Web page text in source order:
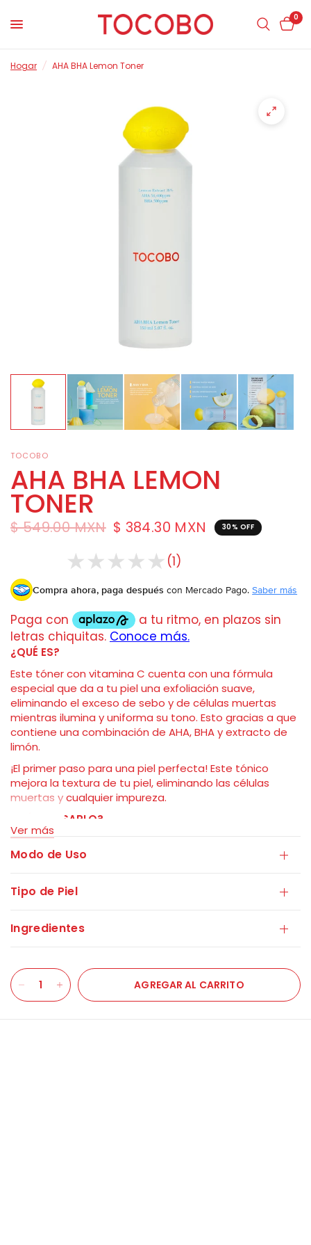
0
Hogar / AHA BHA Lemon Toner
TOCOBO
AHA BHA LEMON
TONER
$ 549.00 MXN $ 384.30 MXN 30% OFF
(1)
Compra ahora, paga después con Mercado Pago.Saber más
¿QUÉ ES?
Este tóner con vitamina C cuenta con una fórmula
especial que da a tu piel una exfoliación suave,
eliminando el exceso de sebo y de células muertas
mientras ilumina y uniforma su tono. Esto gracias a que
contiene una combinación de AHA, BHA y extracto de
limón.
¡El primer paso para una piel perfecta! Este tónico
mejora la textura de tu piel, eliminando las células
muertas y cualquier impureza.
¿CÓMO USARLO?
Como tónico absorbente:
vierta una cantidad moderada de tónico en las palmas
suaves hasta que se absorba por completo.
Como tonificador de limpieza:
tonificador y páselo suavemente por la cara.
Ganador al Mejor tónico en Glowpick Awards.
Ver más
Modo de Uso
Tipo de Piel
Ingredientes
AGREGAR AL CARRITO